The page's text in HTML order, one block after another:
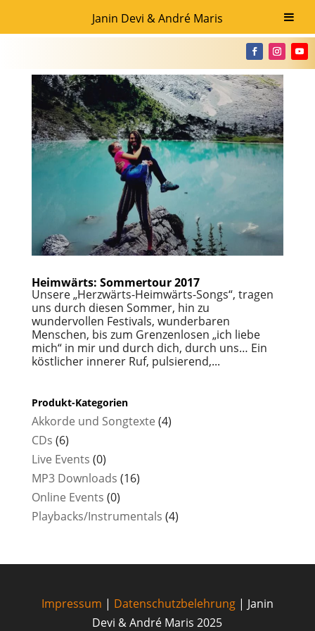
Janin Devi & André Maris
Heimwärts: Sommertour 2017
Unsere „Herzwärts-Heimwärts-Songs“, tragen
uns durch diesen Sommer, hin zu
wundervollen Festivals, wunderbaren
Menschen, bis zum Grenzenlosen „ich liebe
mich“ in mir und durch dich, durch uns… Ein
köstlicher innerer Ruf, pulsierend,...
Produkt-Kategorien
Akkorde und Songtexte (4)
CDs (6)
Live Events (0)
MP3 Downloads (16)
Online Events (0)
Playbacks/Instrumentals (4)
Impressum | Datenschutzbelehrung| Janin
Devi & André Maris 2025